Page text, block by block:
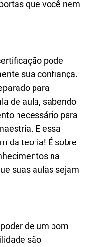
que você nem
pode
sua confiança.
para
de aula, sabendo
necessário para
E essa
da teoria! É sobre
na
suas aulas sejam
de um bom
são